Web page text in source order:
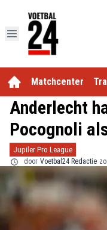
Matchcenter
Anderlecht
Pocognoli
Jupiler Pro League
door Voetbal24 Redactie